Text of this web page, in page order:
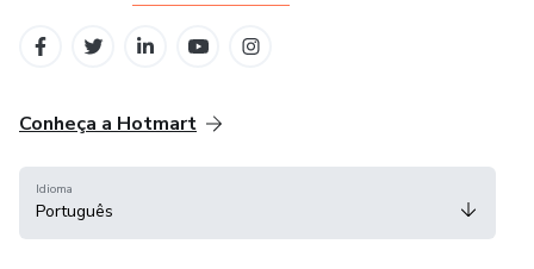
Conheça a Hotmart
Idioma
Português